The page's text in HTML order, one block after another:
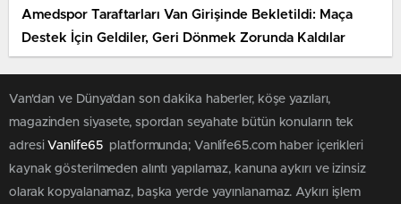
Amedspor Taraftarları Van Girişinde Bekletildi: Maça
Destek İçin Geldiler, Geri Dönmek Zorunda Kaldılar
Van'dan ve Dünya’dan son dakika haberler, köşe yazıları,
magazinden siyasete, spordan seyahate bütün konuların tek
adresi Vanlife65 platformunda; Vanlife65.com haber içerikleri
kaynak gösterilmeden alıntı yapılamaz, kanuna aykırı ve izinsiz
olarak kopyalanamaz, başka yerde yayınlanamaz. Aykırı işlem